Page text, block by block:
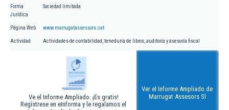
Forma
Jurídica
Sociedad limitada
Página Web www.marrugatassessors.cat
Actividad Actividades de contabilidad, teneduría de libros, auditoría y asesoría fiscal
Ve el Informe Ampliado. ¡Es gratis!
Regístrese en eInforma y le regalamos el
Ver el Informe Ampliado de
Marrugat Assesors Sl